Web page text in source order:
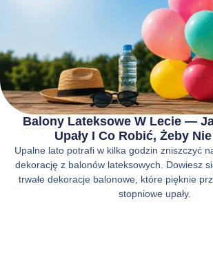
Balony Lateksowe W Lecie —
Upały I Co Robić, Żeby Nie
Upalne lato potrafi w kilka godzin zniszczyć
dekorację z balonów lateksowych. Dowiesz
trwałe dekoracje balonowe, które pięknie
stopniowe upały.